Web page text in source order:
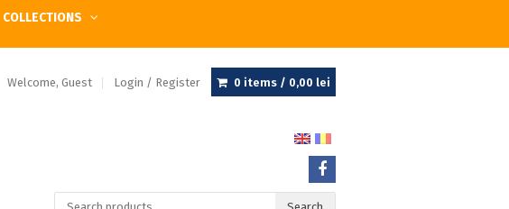
COLLECTIONS
Welcome, Guest Login / Register 0 items / 0,00 lei
Search
Search